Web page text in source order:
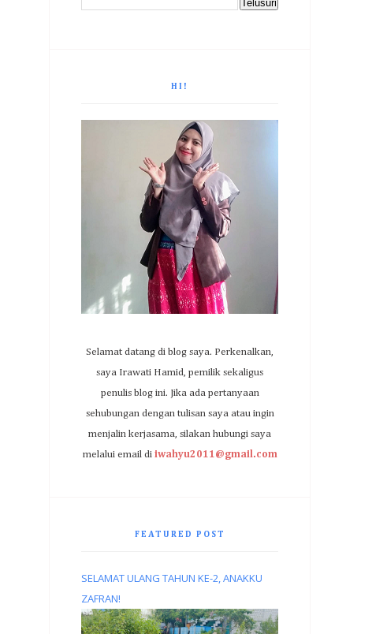
HI!
Selamat datang di blog saya. Perkenalkan,
saya Irawati Hamid, pemilik sekaligus
penulis blog ini. Jika ada pertanyaan
sehubungan dengan tulisan saya atau ingin
menjalin kerjasama, silakan hubungi saya
melalui email di iwahyu2011@gmail.com
FEATURED POST
SELAMAT ULANG TAHUN KE-2, ANAKKU
ZAFRAN!